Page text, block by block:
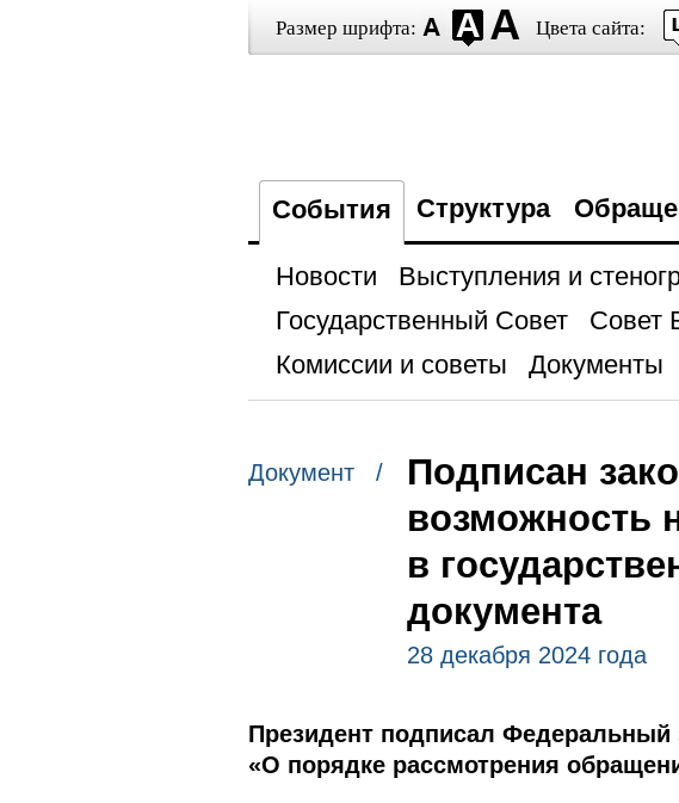
Размер шрифта: Цвета сайта:
События Структура
Новости Выступления и
Государственный Совет
Совет
Комиссии и советы
Документы
Документ /
Подписан
возможность
в
документа
28 декабря 2024 года
Президент подписал
«О порядке рассмотрения